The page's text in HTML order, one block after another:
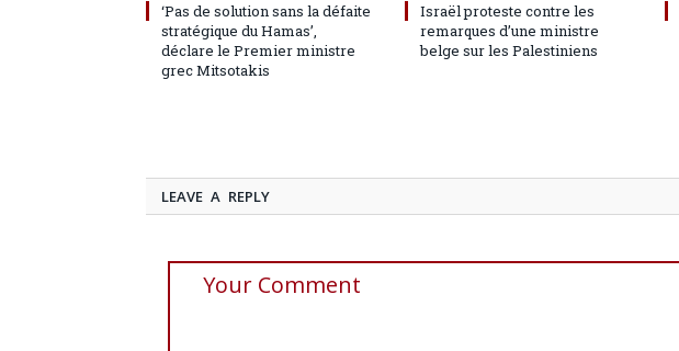
‘Pas de solution sans la défaite
stratégique du Hamas’,
déclare le Premier ministre
grec Mitsotakis
Israël proteste contre les
remarques d’une ministre
belge sur les Palestiniens
LEAVE A REPLY